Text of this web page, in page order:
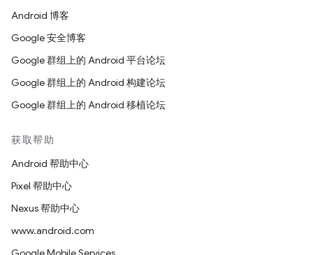
Android 博客
Google 安全博客
Google 群组上的 Android 平台论坛
Google 群组上的 Android 构建论坛
Google 群组上的 Android 移植论坛
获取帮助
Android 帮助中心
Pixel 帮助中心
Nexus 帮助中心
www.android.com